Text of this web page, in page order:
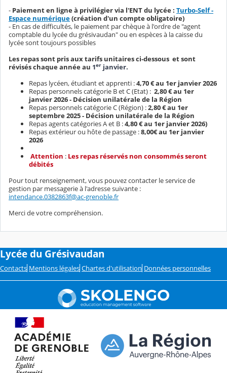
- Paiement en ligne à privilégier via l'ENT du lycée : Turbo-Self -
Espace numérique(création d'un compte obligatoire)
- En cas de difficultés, le paiement par chèque à l'ordre de "agent
comptable du lycée du grésivaudan" ou en espèces à la caisse du
lycée sont toujours possibles
Les repas sont pris aux tarifs unitaires ci-dessous et sont
révisés chaque année au 1er janvier.
Repas lycéen, étudiant et apprenti :4,70 € au 1er janvier 2026
Repas personnels catégorie B et C (Etat) : 2,80 € au 1er
janvier 2026 - Décision unilatérale de la Région
Repas personnels catégorie C (Région) :2,80 € au 1er
septembre 2025 - Décision unilatérale de la Région
Repas agents catégories A et B :4,80 € au 1er janvier 2026)
Repas extérieur ou hôte de passage :8,00€ au 1er janvier
2026
Attention : Les repas réservés non consommés seront
débités
Pour tout renseignement, vous pouvez contacter le service de
gestion par messagerie à l'adresse suivante :
intendance.0382863f@ac-grenoble.fr
Merci de votre compréhension.
Lycée du Grésivaudan
Contacts Mentions légales Chartes d'utilisation Données personnelles